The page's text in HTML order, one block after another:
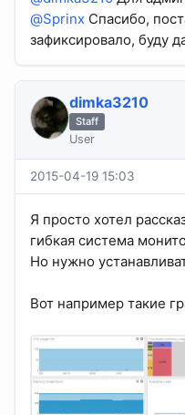
@Sprinx Спасибо,
зафиксировало, буду
dimka3210
Staff
User
2015-04-19 15:03
Я просто хотел
гибкая система
Но нужно
Вот например такие